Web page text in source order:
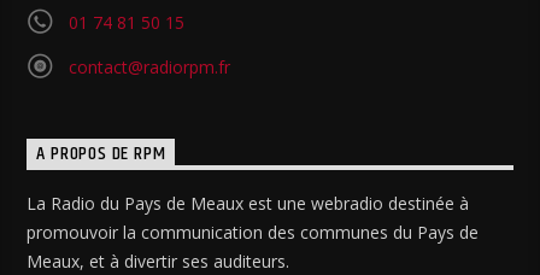
01 74 81 50 15
contact@radiorpm.fr
A PROPOS DE RPM
La Radio du Pays de Meaux est une webradio destinée à
promouvoir la communication des communes du Pays de
Meaux, et à divertir ses auditeurs.